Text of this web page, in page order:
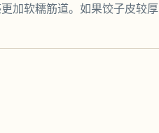
加软糯筋道。如果饺子皮较厚